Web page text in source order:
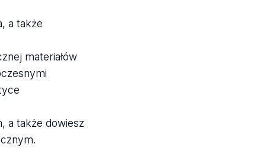
a także
materiałów
a także dowiesz